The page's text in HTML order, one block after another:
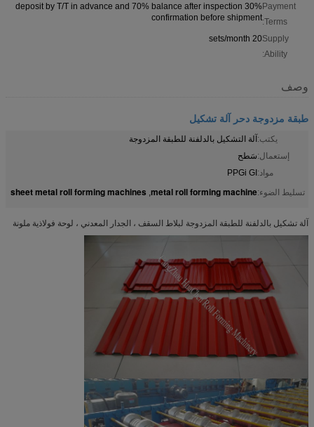
Payment
Terms:
30% deposit by T/T in advance and 70% balance after inspection
confirmation before shipment
Supply
Ability:
20 sets/month
وصف
طبقة مزدوجة دحر آلة تشكيل
يكتب:آلة التشكيل بالدلفنة للطبقة المزدوجة
إستعمال:سَطح
مواد:PPGi GI
تسليط الضوء:metal roll forming machine
,
sheet metal roll forming machines
آلة تشكيل بالدلفنة للطبقة المزدوجة لبلاط السقف ، الجدار المعدني ، لوحة فولاذية ملونة